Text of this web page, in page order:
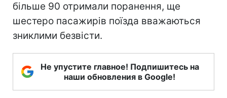
більше 90 отримали поранення, ще
шестеро пасажирів поїзда вважаються
зниклими безвісти.
Не упустите главное! Подпишитесь на
наши обновления в Google!